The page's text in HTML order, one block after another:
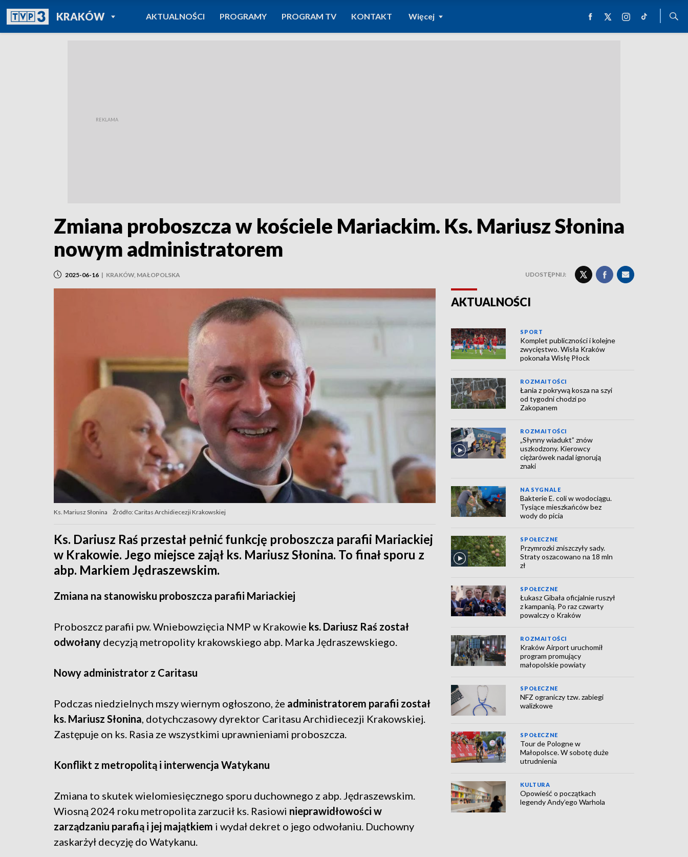
KRAKÓWPOWRÓT DO
TVP REGIONY
AKTUALNOŚCI PROGRAMY PROGRAM TV KONTAKT Więcej
Zmiana proboszcza w kościele Mariackim. Ks. Mariusz Słonina
nowym administratorem
2025-06-16 | KRAKÓW, MAŁOPOLSKA UDOSTĘPNIJ:
Ks. Mariusz Słonina Źródło: Caritas Archidiecezji Krakowskiej
Ks. Dariusz Raś przestał pełnić funkcję proboszcza parafii Mariackiej
w Krakowie. Jego miejsce zajął ks. Mariusz Słonina. To finał sporu z
abp. Markiem Jędraszewskim.
Zmiana na stanowisku proboszcza parafii Mariackiej
Proboszcz parafii pw. Wniebowzięcia NMP w Krakowie ks. Dariusz Raś został
odwołany decyzją metropolity krakowskiego abp. Marka Jędraszewskiego.
Nowy administrator z Caritasu
Podczas niedzielnych mszy wiernym ogłoszono, że administratorem parafii został
ks. Mariusz Słonina, dotychczasowy dyrektor Caritasu Archidiecezji Krakowskiej.
Zastępuje on ks. Rasia ze wszystkimi uprawnieniami proboszcza.
Konflikt z metropolitą i interwencja Watykanu
Zmiana to skutek wielomiesięcznego sporu duchownego z abp. Jędraszewskim.
Wiosną 2024 roku metropolita zarzucił ks. Rasiowi nieprawidłowości w
zarządzaniu parafią i jej majątkiem i wydał dekret o jego odwołaniu. Duchowny
zaskarżył decyzję do Watykanu.
AKTUALNOŚCI
SPORT
Komplet publiczności i kolejne
zwycięstwo. Wisła Kraków
pokonała Wisłę Płock
ROZMAITOŚCI
Łania z pokrywą kosza na szyi
od tygodni chodzi po
Zakopanem
ROZMAITOŚCI
„Słynny wiadukt” znów
uszkodzony. Kierowcy
ciężarówek nadal ignorują
znaki
NA SYGNALE
Bakterie E. coli w wodociągu.
Tysiące mieszkańców bez
wody do picia
SPOŁECZNE
Przymrozki zniszczyły sady.
Straty oszacowano na 18 mln
zł
SPOŁECZNE
Łukasz Gibała oficjalnie ruszył
z kampanią. Po raz czwarty
powalczy o Kraków
ROZMAITOŚCI
Kraków Airport uruchomił
program promujący
małopolskie powiaty
SPOŁECZNE
NFZ ograniczy tzw. zabiegi
walizkowe
SPOŁECZNE
Tour de Pologne w
Małopolsce. W sobotę duże
utrudnienia
KULTURA
Opowieść o początkach
legendy Andy’ego Warhola